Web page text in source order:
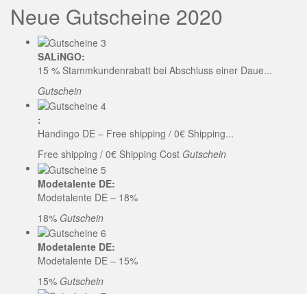
Neue Gutscheine 2020
SALiNGO:
15 % Stammkundenrabatt bei Abschluss einer Daue...
Gutschein
:
Handingo DE – Free shipping / 0€ Shipping...
Free shipping / 0€ Shipping Cost Gutschein
Modetalente DE:
Modetalente DE – 18%
18% Gutschein
Modetalente DE:
Modetalente DE – 15%
15% Gutschein